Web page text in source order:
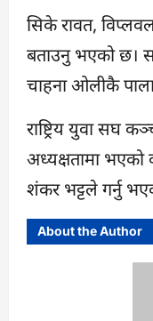
सिके रावत,
बताउनु भएको छ।
चाहना ओलीकै
राष्ट्रिय युवा सघ
अध्यक्षतामा भएको
शंकर भट्टले गर्नु
About the Author